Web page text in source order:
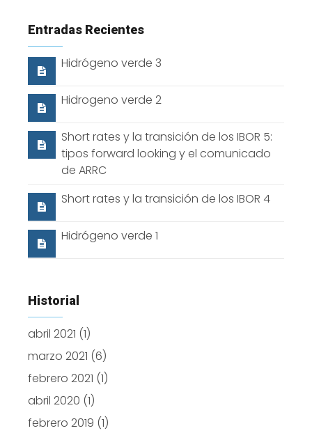
Entradas Recientes
Hidrógeno verde 3
Hidrogeno verde 2
Short rates y la transición de los IBOR 5:
tipos forward looking y el comunicado
de ARRC
Short rates y la transición de los IBOR 4
Hidrógeno verde 1
Historial
abril 2021 (1)
marzo 2021 (6)
febrero 2021 (1)
abril 2020 (1)
febrero 2019 (1)